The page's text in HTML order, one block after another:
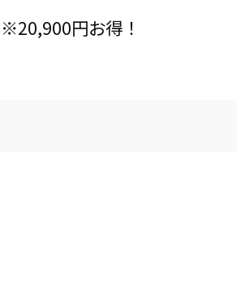
※20,900円お得！